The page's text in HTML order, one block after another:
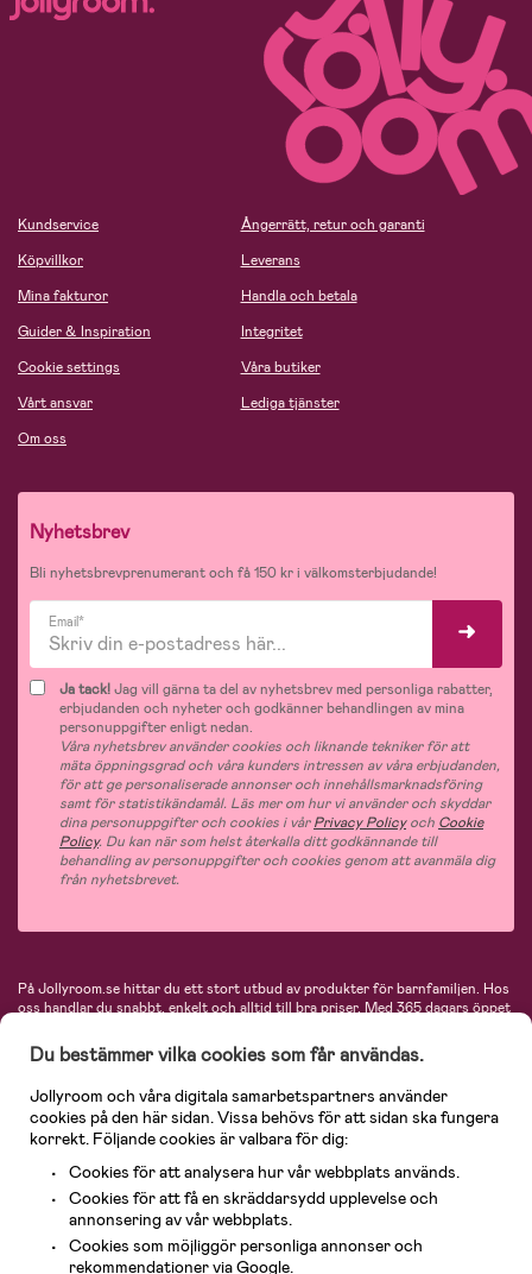
Kundservice
Köpvillkor
Mina fakturor
Guider & Inspiration
Cookie settings
Vårt ansvar
Om oss
Ångerrätt, retur och garanti
Leverans
Handla och betala
Integritet
Våra butiker
Lediga tjänster
Nyhetsbrev
Bli nyhetsbrevprenumerant och få 150 kr i välkomsterbjudande!
Email*
Ja tack!Jag vill gärna ta del av nyhetsbrev med personliga rabatter,
erbjudanden och nyheter och godkänner behandlingen av mina
personuppgifter enligt nedan.
Våra nyhetsbrev använder cookies och liknande tekniker för att
mäta öppningsgrad och våra kunders intressen av våra erbjudanden,
för att ge personaliserade annonser och innehållsmarknadsföring
samt för statistikändamål. Läs mer om hur vi använder och skyddar
dina personuppgifter och cookies i vårPrivacy Policyoch Cookie
Policy. Du kan när som helst återkalla ditt godkännande till
behandling av personuppgifter och cookies genom att avanmäla dig
från nyhetsbrevet.
På Jollyroom.se hittar du ett stort utbud av produkter för barnfamiljen. Hos
oss handlar du snabbt, enkelt och alltid till bra priser. Med 365 dagars öppet
hos oss. I vårt sortiment hittar du barnvagnar, bilstolar, kläder för barn och
baby, produkter för mamman, massor av inspirerande inredning, leksaker,
varumärken så som Britax, Maxi-Cosi, Baby Jogger, BabyBjörn, Didriksons,
KidKraft, Ergobaby, Philips Avent, Neonate, Cybex, LEGO och många fler.
Välkommen in och kika runt i Nordens största barn- och babybutik på nätet!
Du bestämmer vilka cookies som får användas.
Jollyroom och våra digitala samarbetspartners använder
cookies på den här sidan. Vissa behövs för att sidan ska fungera
korrekt. Följande cookies är valbara för dig:
Cookies för att analysera hur vår webbplats används.
Cookies för att få en skräddarsydd upplevelse och
annonsering av vår webbplats.
Cookies som möjliggör personliga annonser och
rekommendationer via Google.